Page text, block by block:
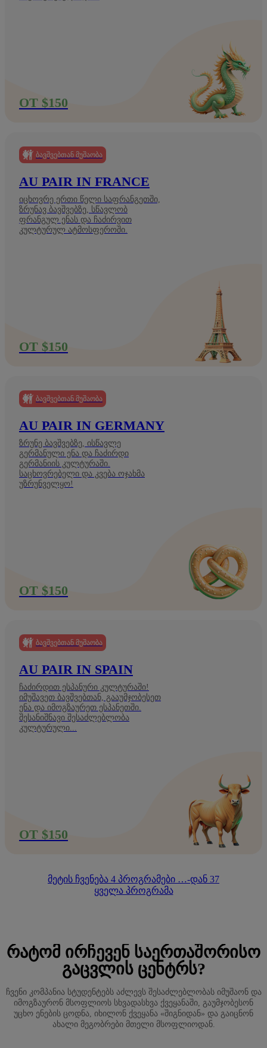
ОТ $150
ᲑᲐᲕᲨᲕᲔᲑᲗᲐᲜ ᲛᲣᲨᲐᲝᲑᲐ
AU PAIR IN FRANCE
იცხოვრე ერთი წელი საფრანგეთში,
ზრუნავ ბავშვებზე, სწავლობ
ფრანგულ ენას და ჩაძირვით
კულტურულ ატმოსფეროში.
ОТ $150
ᲑᲐᲕᲨᲕᲔᲑᲗᲐᲜ ᲛᲣᲨᲐᲝᲑᲐ
AU PAIR IN GERMANY
ზრუნე ბავშვებზე, ისწავლე
გერმანული ენა და ჩაძირდი
გერმანიის კულტურაში.
საცხოვრებელი და კვება ოჯახმა
უზრუნველყო!
ОТ $150
ᲑᲐᲕᲨᲕᲔᲑᲗᲐᲜ ᲛᲣᲨᲐᲝᲑᲐ
AU PAIR IN SPAIN
ჩაძირდით ესპანური კულტურაში!
იმუშავეთ ბავშვებთან, გააუმჯობესეთ
ენა და იმოგზაურეთ ესპანეთში.
შესანიშნავი შესაძლებლობა
კულტურული...
ОТ $150
მეტის ჩვენება 4 პროგრამები …-დან 37
ყველა პროგრამა
ᲠᲐᲢᲝᲛ ᲘᲠᲩᲔᲕᲔᲜ ᲡᲐᲔᲠᲗᲐᲨᲝᲠᲘᲡᲝ
ᲒᲐᲪᲕᲚᲘᲡ ᲪᲔᲜᲢᲠᲡ?
ჩვენი კომპანია სტუდენტებს აძლევს შესაძლებლობას იმუშაონ და
იმოგზაურონ მსოფლიოს სხვადასხვა ქვეყანაში, გაუმჯობესონ
უცხო ენების ცოდნა, იხილონ ქვეყანა «შიგნიდან» და გაიცნონ
ახალი მეგობრები მთელი მსოფლიოდან.